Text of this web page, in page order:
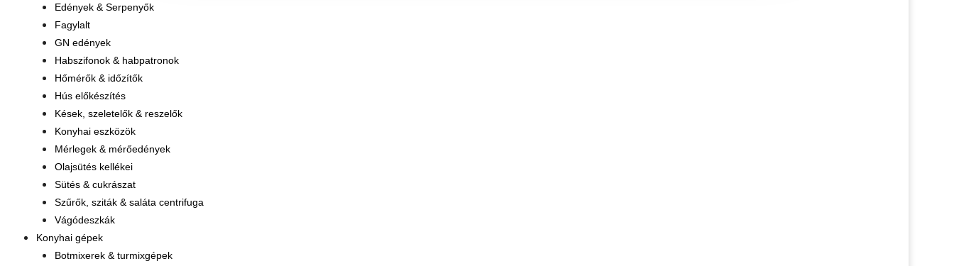
Edények & Serpenyők
Fagylalt
GN edények
Habszifonok & habpatronok
Hőmérők & időzítők
Hús előkészítés
Kések, szeletelők & reszelők
Konyhai eszközök
Mérlegek & mérőedények
Olajsütés kellékei
Sütés & cukrászat
Szűrők, sziták & saláta centrifuga
Vágódeszkák
Konyhai gépek
Botmixerek & turmixgépek